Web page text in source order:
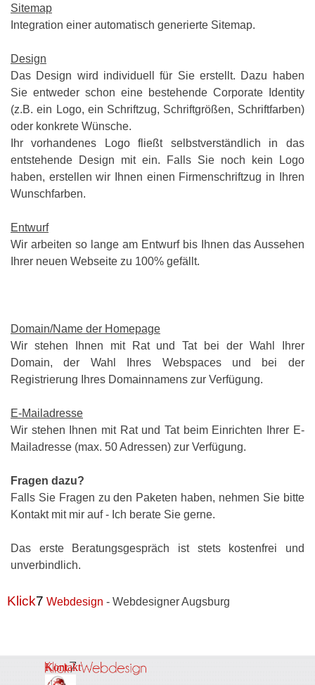
Sitemap
Integration einer automatisch generierte Sitemap.
Design
Das Design wird individuell für Sie erstellt. Dazu haben
Sie entweder schon eine bestehende Corporate Identity
(z.B. ein Logo, ein Schriftzug, Schriftgrößen, Schriftfarben)
oder konkrete Wünsche.
Ihr vorhandenes Logo fließt selbstverständlich in das
entstehende Design mit ein. Falls Sie noch kein Logo
haben, erstellen wir Ihnen einen Firmenschriftzug in Ihren
Wunschfarben.
Entwurf
Wir arbeiten so lange am Entwurf bis Ihnen das Aussehen
Ihrer neuen Webseite zu 100% gefällt.
Domain/Name der Homepage
Wir stehen Ihnen mit Rat und Tat bei der Wahl Ihrer
Domain, der Wahl Ihres Webspaces und bei der
Registrierung Ihres Domainnamens zur Verfügung.
E-Mailadresse
Wir stehen Ihnen mit Rat und Tat beim Einrichten Ihrer E-
Mailadresse (max. 50 Adressen) zur Verfügung.
Fragen dazu?
Falls Sie Fragen zu den Paketen haben, nehmen Sie bitte
Kontakt mit mir auf - Ich berate Sie gerne.
Das erste Beratungsgespräch ist stets kostenfrei und
unverbindlich.
Klick7 Webdesign - Webdesigner Augsburg
Kontakt